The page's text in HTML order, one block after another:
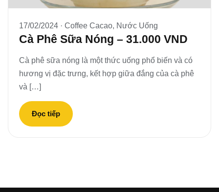
17/02/2024 · Coffee Cacao, Nước Uống
Cà Phê Sữa Nóng – 31.000 VND
Cà phê sữa nóng là một thức uống phổ biến và có
hương vị đặc trưng, kết hợp giữa đắng của cà phê
và […]
Đọc tiếp